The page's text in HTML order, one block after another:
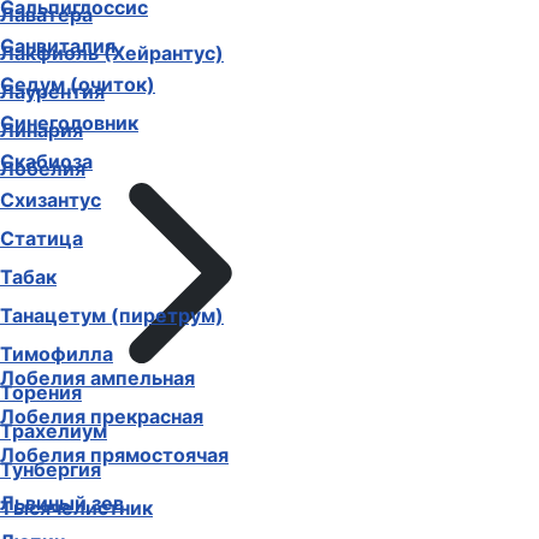
Лаватера
Лакфиоль (Хейрантус)
Лаурентия
Линария
Лобелия
Лобелия ампельная
Лобелия прекрасная
Лобелия прямостоячая
Львиный зев
Сальпиглоссис
Санвиталия
Седум (очиток)
Синеголовник
Скабиоза
Схизантус
Статица
Табак
Танацетум (пиретрум)
Тимофилла
Торения
Трахелиум
Тунбергия
Тысячелистник